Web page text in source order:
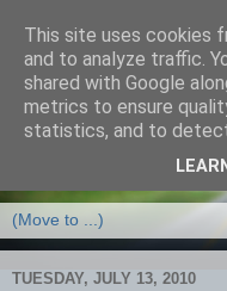
TUESDAY, JULY 13, 2010
This site uses cookies
and to analyze traffic.
shared with Google
metrics to ensure
statistics, and to